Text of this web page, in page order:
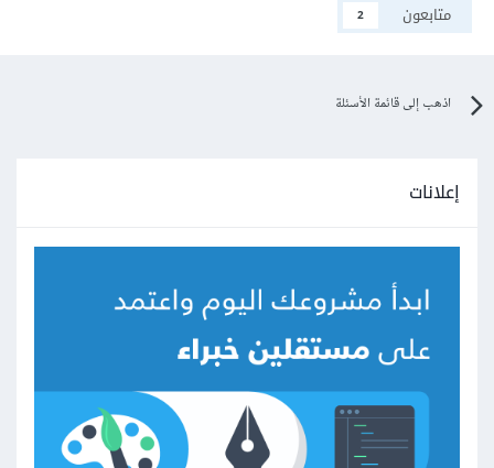
متابعون
2
اذهب إلى قائمة الأسئلة
إعلانات